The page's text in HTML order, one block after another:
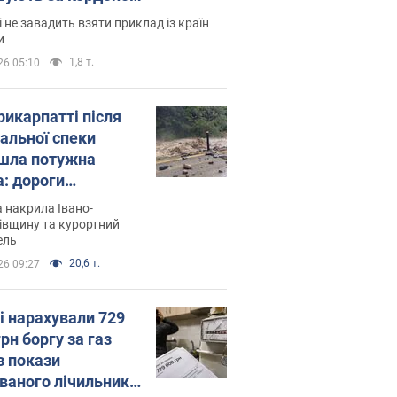
не завадить взяти приклад із країн
05:10 1,8 т.
після
спеки
потужна
дороги
на
Відео
накрила Івано-
та курортний
09:27 20,6 т.
нарахували 729
боргу за газ
покази
лічильника: